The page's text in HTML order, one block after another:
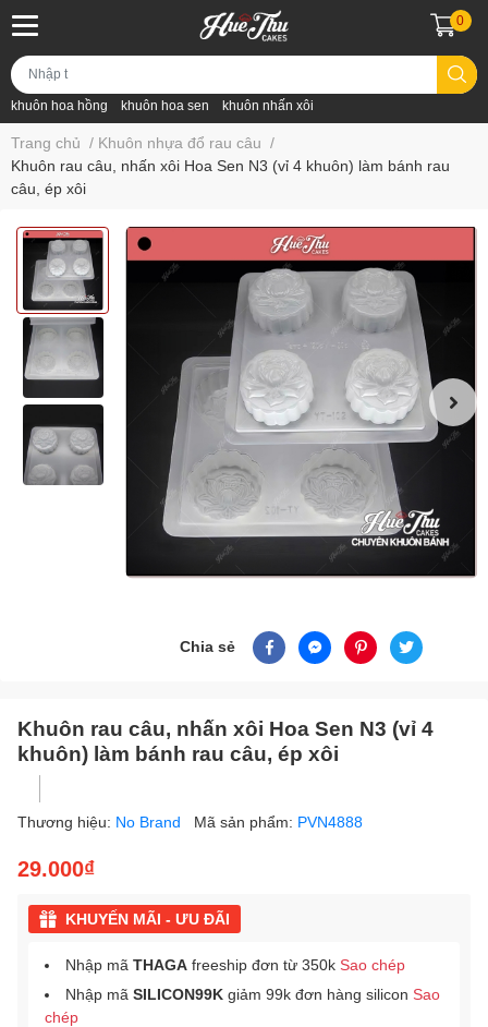
khuôn hoa hồng khuôn hoa sen khuôn nhấn xôi
0
Trang chủ / Khuôn nhựa đổ rau câu /
Khuôn rau câu, nhấn xôi Hoa Sen N3 (vỉ 4 khuôn) làm bánh rau
câu, ép xôi
Chia sẻ
Khuôn rau câu, nhấn xôi Hoa Sen N3 (vỉ 4
khuôn) làm bánh rau câu, ép xôi
Thương hiệu: No Brand Mã sản phẩm: PVN4888
29.000₫
KHUYẾN MÃI - ƯU ĐÃI
Nhập mã THAGA freeship đơn từ 350k Sao chép
Nhập mã SILICON99K giảm 99k đơn hàng silicon Sao
chép